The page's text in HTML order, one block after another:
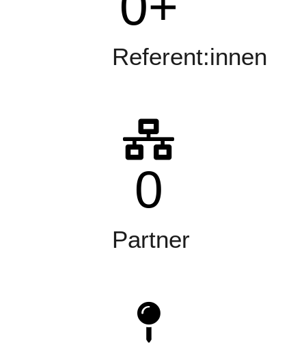
Referent:innen
0
Partner